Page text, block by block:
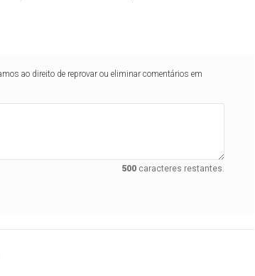
ao direito de reprovar ou eliminar comentários em
500caracteres restantes.